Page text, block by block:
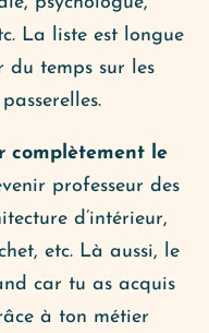
La liste est longue
temps sur les
complètement le
professeur des
d’intérieur,
etc. Là aussi, le
car tu as acquis
à ton métier